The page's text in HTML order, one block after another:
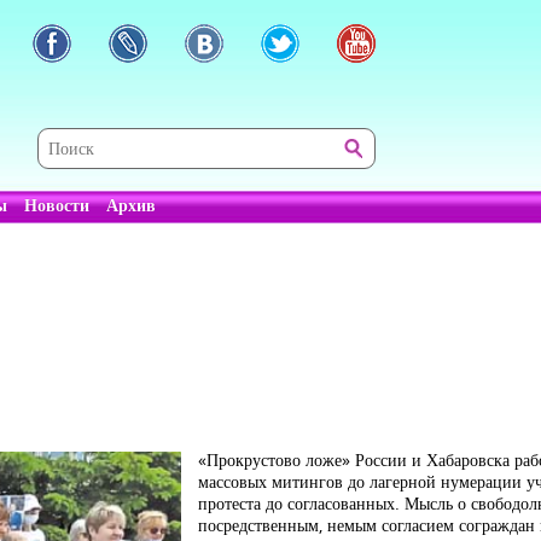
Новости Архив
«Прокрустово ложе» России и Хабаровска
массовых митингов до лагерной нумерации
протеста до согласованных. Мысль о
посредственным, немым согласием